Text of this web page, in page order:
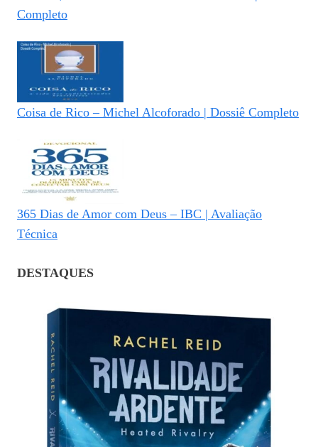
Completo
Coisa de Rico – Michel Alcoforado | Dossiê Completo
365 Dias de Amor com Deus – IBC | Avaliação
Técnica
DESTAQUES